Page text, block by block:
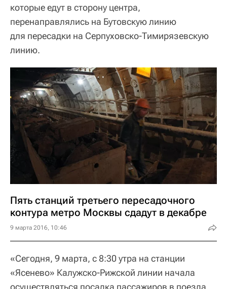
которые едут в сторону центра,
перенаправлялись на Бутовскую линию
для пересадки на Серпуховско-Тимирязевскую
линию.
Пять станций третьего пересадочного
контура метро Москвы сдадут в декабре
9 марта 2016, 10:46
«Сегодня, 9 марта, с 8:30 утра на станции
«Ясенево» Калужско-Рижской линии начала
осуществляться посадка пассажиров в поезда,